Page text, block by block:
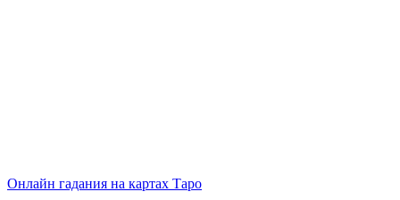
Онлайн гадания на картах Таро